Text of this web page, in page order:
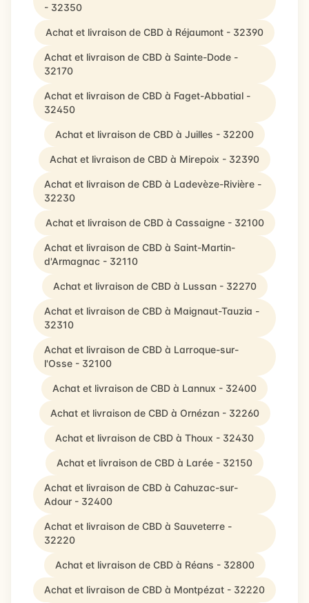
- 32350
Achat et livraison de CBD à Réjaumont - 32390
Achat et livraison de CBD à Sainte-Dode -
32170
Achat et livraison de CBD à Faget-Abbatial -
32450
Achat et livraison de CBD à Juilles - 32200
Achat et livraison de CBD à Mirepoix - 32390
Achat et livraison de CBD à Ladevèze-Rivière -
32230
Achat et livraison de CBD à Cassaigne - 32100
Achat et livraison de CBD à Saint-Martin-
d'Armagnac - 32110
Achat et livraison de CBD à Lussan - 32270
Achat et livraison de CBD à Maignaut-Tauzia -
32310
Achat et livraison de CBD à Larroque-sur-
l'Osse - 32100
Achat et livraison de CBD à Lannux - 32400
Achat et livraison de CBD à Ornézan - 32260
Achat et livraison de CBD à Thoux - 32430
Achat et livraison de CBD à Larée - 32150
Achat et livraison de CBD à Cahuzac-sur-
Adour - 32400
Achat et livraison de CBD à Sauveterre -
32220
Achat et livraison de CBD à Réans - 32800
Achat et livraison de CBD à Montpézat - 32220